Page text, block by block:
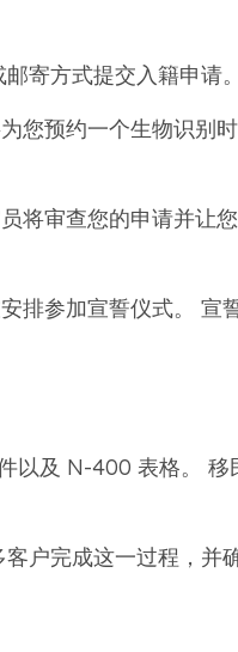
寄方式提交入籍申请。
您预约一个生物识别
将审查您的申请并让
排参加宣誓仪式。 宣
以及 N-400 表格。 移
户完成这一过程，并